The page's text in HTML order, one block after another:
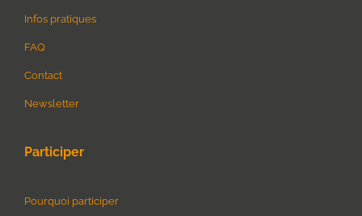
Infos pratiques
FAQ
Contact
Newsletter
Participer
Pourquoi participer